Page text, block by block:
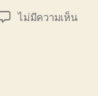
ไม่มีความเห็นบน